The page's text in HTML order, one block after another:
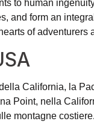
to human
and form an
of adventurers
California, la
Point, nella
montagne